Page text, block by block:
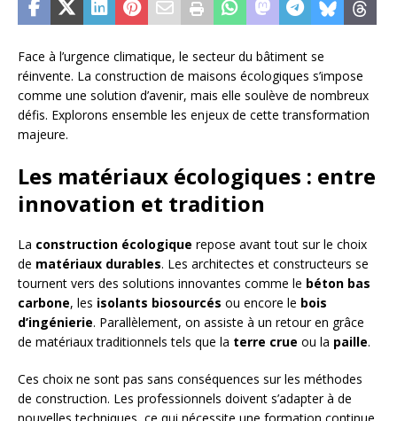
Face à l’urgence climatique, le secteur du bâtiment se
réinvente. La construction de maisons écologiques s’impose
comme une solution d’avenir, mais elle soulève de nombreux
défis. Explorons ensemble les enjeux de cette transformation
majeure.
Les matériaux écologiques : entre
innovation et tradition
La construction écologique repose avant tout sur le choix
de matériaux durables. Les architectes et constructeurs se
tournent vers des solutions innovantes comme le béton bas
carbone, les isolants biosourcés ou encore le bois
d’ingénierie. Parallèlement, on assiste à un retour en grâce
de matériaux traditionnels tels que la terre crue ou la paille.
Ces choix ne sont pas sans conséquences sur les méthodes
de construction. Les professionnels doivent s’adapter à de